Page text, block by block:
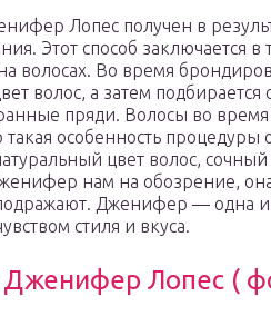
Лопес получен в
Этот способ заключается в
волосах. Во время
волос, а затем
пряди. Волосы во
особенность процедуры
цвет волос,
нам на обозрение,
Дженифер — одна
стиля и вкуса.
Дженифер Лопес (